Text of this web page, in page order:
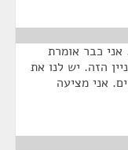
כבר אומרת
הזה. יש לנו את
אני מציעה